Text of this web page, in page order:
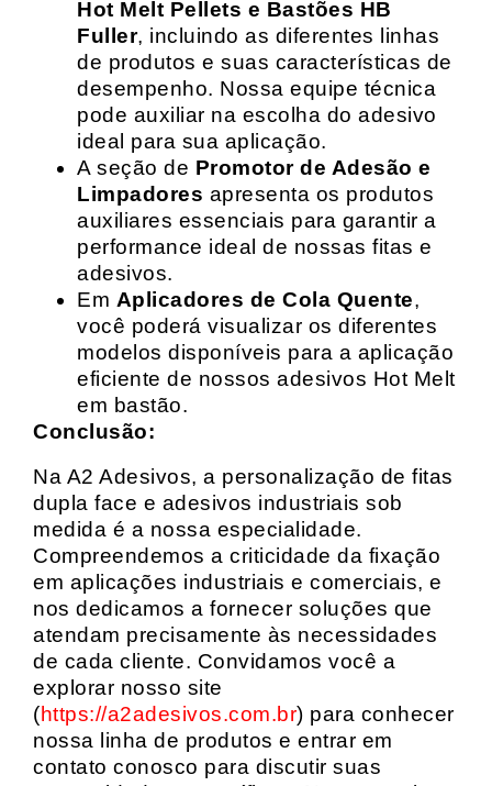
Hot Melt Pellets e Bastões HB
Fuller, incluindo as diferentes linhas
de produtos e suas características de
desempenho. Nossa equipe técnica
pode auxiliar na escolha do adesivo
ideal para sua aplicação.
A seção de Promotor de Adesão e
Limpadores apresenta os produtos
auxiliares essenciais para garantir a
performance ideal de nossas fitas e
adesivos.
Em Aplicadores de Cola Quente,
você poderá visualizar os diferentes
modelos disponíveis para a aplicação
eficiente de nossos adesivos Hot Melt
em bastão.
Conclusão:
Na A2 Adesivos, a personalização de fitas
dupla face e adesivos industriais sob
medida é a nossa especialidade.
Compreendemos a criticidade da fixação
em aplicações industriais e comerciais, e
nos dedicamos a fornecer soluções que
atendam precisamente às necessidades
de cada cliente. Convidamos você a
explorar nosso site
(https://a2adesivos.com.br) para conhecer
nossa linha de produtos e entrar em
contato conosco para discutir suas